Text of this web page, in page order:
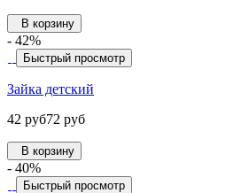
В корзину
- 42%
Быстрый просмотр
Зайка детский
42 руб72 руб
В корзину
- 40%
Быстрый просмотр